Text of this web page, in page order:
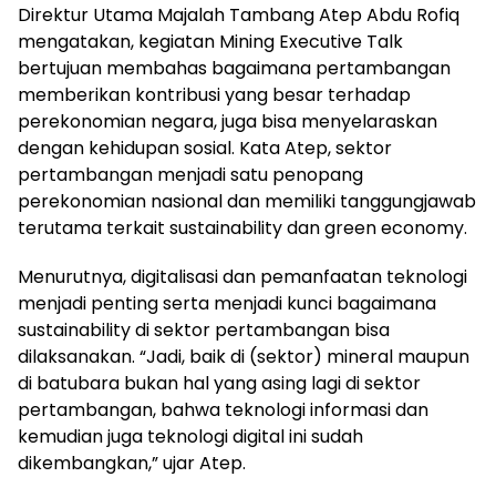
Direktur Utama Majalah Tambang Atep Abdu Rofiq
mengatakan, kegiatan Mining Executive Talk
bertujuan membahas bagaimana pertambangan
memberikan kontribusi yang besar terhadap
perekonomian negara, juga bisa menyelaraskan
dengan kehidupan sosial. Kata Atep, sektor
pertambangan menjadi satu penopang
perekonomian nasional dan memiliki tanggungjawab
terutama terkait sustainability dan green economy.
Menurutnya, digitalisasi dan pemanfaatan teknologi
menjadi penting serta menjadi kunci bagaimana
sustainability di sektor pertambangan bisa
dilaksanakan. “Jadi, baik di (sektor) mineral maupun
di batubara bukan hal yang asing lagi di sektor
pertambangan, bahwa teknologi informasi dan
kemudian juga teknologi digital ini sudah
dikembangkan,” ujar Atep.